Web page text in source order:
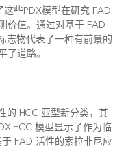
些PDX模型在研究 FAD
价值。通过对基于 FAD
志物代表了一种有前景的
道路。
的 HCC 亚型新分类，其
模型显示了作为临
FAD 活性的索拉非尼应